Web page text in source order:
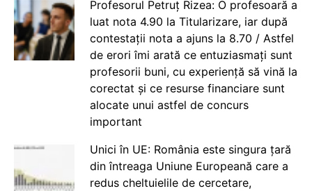
Profesorul Petruț Rizea: O profesoară a
luat nota 4.90 la Titularizare, iar după
contestații nota a ajuns la 8.70 / Astfel
de erori îmi arată ce entuziasmați sunt
profesorii buni, cu experiență să vină la
corectat și ce resurse financiare sunt
alocate unui astfel de concurs
important
Unici în UE: România este singura țară
din întreaga Uniune Europeană care a
redus cheltuielile de cercetare,